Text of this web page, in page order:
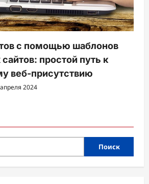
с помощью шаблонов
простой путь к
веб-присутствию
2024
Поиск